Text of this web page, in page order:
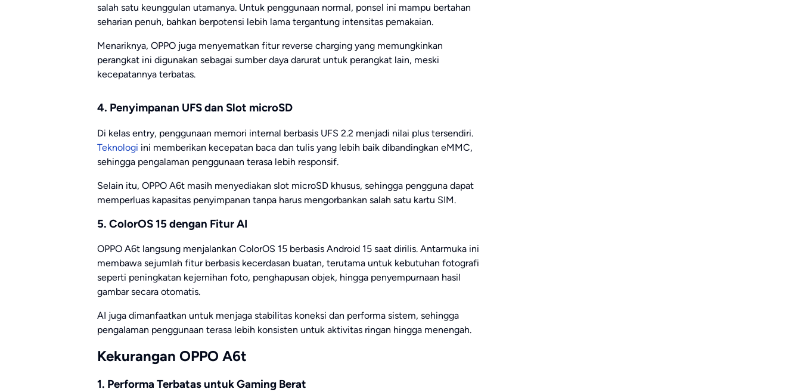
salah satu keunggulan utamanya. Untuk penggunaan normal, ponsel ini mampu bertahan
seharian penuh, bahkan berpotensi lebih lama tergantung intensitas pemakaian.
Menariknya, OPPO juga menyematkan fitur reverse charging yang memungkinkan
perangkat ini digunakan sebagai sumber daya darurat untuk perangkat lain, meski
kecepatannya terbatas.
4. Penyimpanan UFS dan Slot microSD
Di kelas entry, penggunaan memori internal berbasis UFS 2.2 menjadi nilai plus tersendiri.
Teknologi ini memberikan kecepatan baca dan tulis yang lebih baik dibandingkan eMMC,
sehingga pengalaman penggunaan terasa lebih responsif.
Selain itu, OPPO A6t masih menyediakan slot microSD khusus, sehingga pengguna dapat
memperluas kapasitas penyimpanan tanpa harus mengorbankan salah satu kartu SIM.
5. ColorOS 15 dengan Fitur AI
OPPO A6t langsung menjalankan ColorOS 15 berbasis Android 15 saat dirilis. Antarmuka ini
membawa sejumlah fitur berbasis kecerdasan buatan, terutama untuk kebutuhan fotografi
seperti peningkatan kejernihan foto, penghapusan objek, hingga penyempurnaan hasil
gambar secara otomatis.
AI juga dimanfaatkan untuk menjaga stabilitas koneksi dan performa sistem, sehingga
pengalaman penggunaan terasa lebih konsisten untuk aktivitas ringan hingga menengah.
Kekurangan OPPO A6t
1. Performa Terbatas untuk Gaming Berat